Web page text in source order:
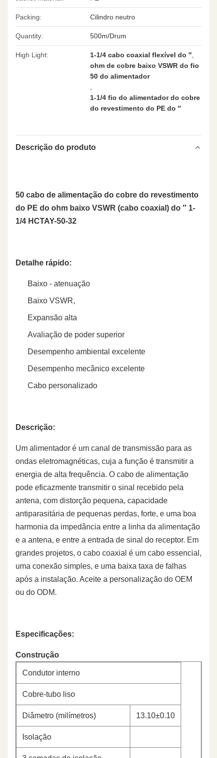
Packing: Cilindro neutro
Quantity: 500m/Drum
High Light: 1-1/4 cabo coaxial flexível do ″,
ohm de cobre baixo VSWR do fio
50 do alimentador
1-1/4 fio do alimentador do cobre
do revestimento do PE do ″
Descrição do produto
50 cabo de alimentação do cobre do revestimento
do PE do ohm baixo VSWR (cabo coaxial) do ″ 1-
1/4 HCTAY-50-32
Detalhe rápido:
Baixo - atenuação
Baixo VSWR,
Expansão alta
Avaliação de poder superior
Desempenho ambiental excelente
Desempenho mecânico excelente
Cabo personalizado
Descrição:
Um alimentador é um canal de transmissão para as
ondas eletromagnéticas, cuja a função é transmitir a
energia de alta frequência. O cabo de alimentação
pode eficazmente transmitir o sinal recebido pela
antena, com distorção pequena, capacidade
antiparasitária de pequenas perdas, forte, e uma boa
harmonia da impedância entre a linha da alimentação
e a antena, e entre a entrada de sinal do receptor. Em
grandes projetos, o cabo coaxial é um cabo essencial,
uma conexão simples, e uma baixa taxa de falhas
após a instalação. Aceite a personalização do OEM
ou do ODM.
Especificações:
Construção
Condutor interno
Cobre-tubo liso
Diâmetro (milímetros) 13.10±0.10
Isolação